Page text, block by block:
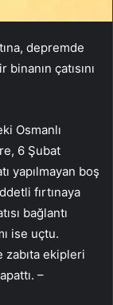
depremde
çatısını
Osmanlı
6 Şubat
yapılmayan boş
fırtınaya
bağlantı
ise uçtu.
zabıta ekipleri
–